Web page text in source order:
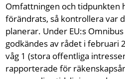
Omfattningen och tidpunkten
förändrats, så kontrollera var
planerar. Under EU:s
godkändes av rådet i februari
våg 1 (stora offentliga
rapporterade för